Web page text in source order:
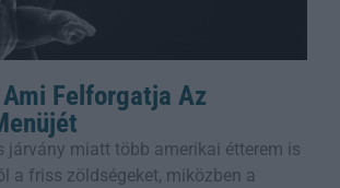
Felforgatja Az
járvány miatt több amerikai étterem is
a friss zöldségeket, miközben a